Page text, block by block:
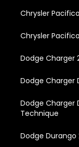
Chrysler
Chrysler
Dodge Charger
Dodge Charger
Dodge Charger
Technique
Dodge